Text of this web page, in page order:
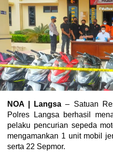
NOA | Langsa – Satuan
Polres Langsa berhasil
pelaku pencurian sepeda
mengamankan 1 unit mobil
serta 22 Sepmor.